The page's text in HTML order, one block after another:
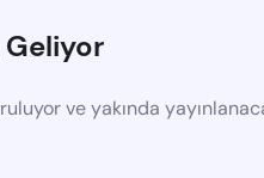
Geliyor
ve yakında